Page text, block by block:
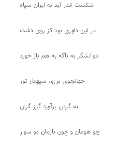
شکست اندر آید به ایران سپاه
در این داوری بود کز روی دشت
دو لشگر به ناگه به هم باز خورد
جهانجوی برزو، سپهدار تور
به گردن برآورد گرز گران
چو هومان و چون بارمان دو سوار